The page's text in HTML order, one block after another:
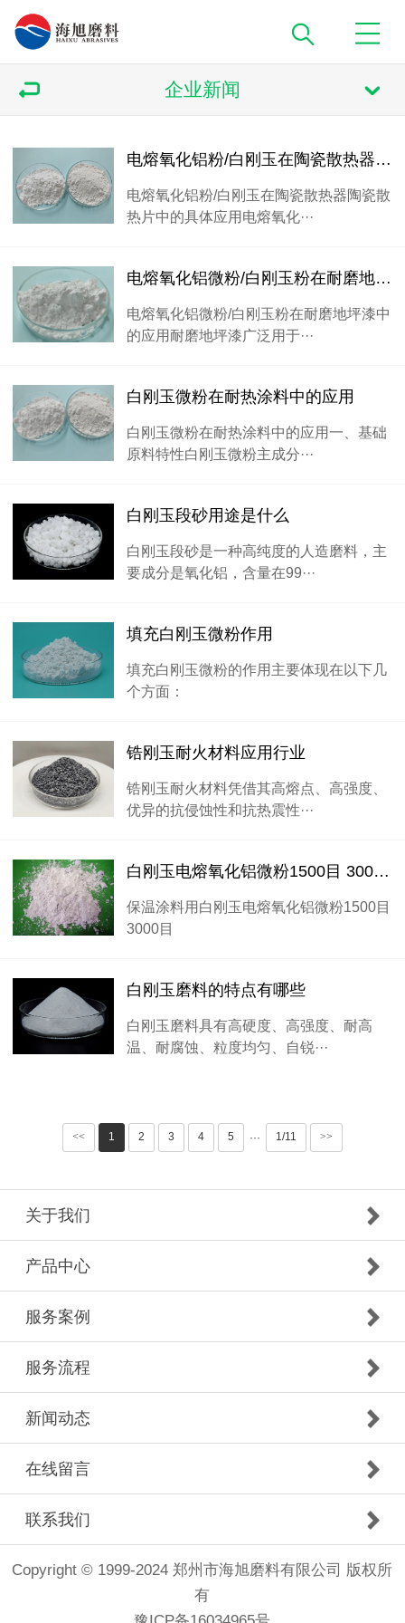
企业新闻
电熔氧化铝粉/白刚玉在陶瓷散热器陶瓷散热片中的具体应用
电熔氧化铝粉/白刚玉在陶瓷散热器陶瓷散
热片中的具体应用电熔氧化···
电熔氧化铝微粉/白刚玉粉在耐磨地坪漆中的应用
电熔氧化铝微粉/白刚玉粉在耐磨地坪漆中
的应用耐磨地坪漆广泛用于···
白刚玉微粉在耐热涂料中的应用
白刚玉微粉在耐热涂料中的应用一、基础
原料特性白刚玉微粉主成分···
白刚玉段砂用途是什么
白刚玉段砂是一种高纯度的人造磨料，主
要成分是氧化铝，含量在99···
填充白刚玉微粉作用
填充白刚玉微粉的作用主要体现在以下几
个方面：
锆刚玉耐火材料应用行业
锆刚玉耐火材料凭借其高熔点、高强度、
优异的抗侵蚀性和抗热震性···
白刚玉电熔氧化铝微粉1500目 3000目在保温涂料中的应用
保温涂料用白刚玉电熔氧化铝微粉1500目
3000目
白刚玉磨料的特点有哪些
白刚玉磨料具有高硬度、高强度、耐高
温、耐腐蚀、粒度均匀、自锐···
<< 1 2 3 4 5 ··· 1/11 >>
关于我们
产品中心
服务案例
服务流程
新闻动态
在线留言
联系我们
Copyright © 1999-2024 郑州市海旭磨料有限公司 版权所
有